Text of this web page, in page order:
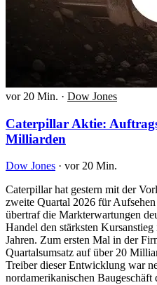
vor 20 Min. · Dow Jones
Caterpillar Aktie:
Milliarden
Dow Jones · vor 20 Min.
Caterpillar hat gestern mit der
zweite Quartal 2026 für
übertraf die Markterwartungen
Handel den stärksten
Jahren. Zum ersten Mal in der
Quartalsumsatz auf über 20
Treiber dieser Entwicklung war
nordamerikanischen